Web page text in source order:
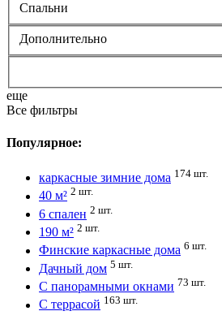
Спальни
Дополнительно
еще
Все фильтры
Популярное:
каркасные зимние дома 174 шт.
40 м² 2 шт.
6 спален 2 шт.
190 м² 2 шт.
Финские каркасные дома 6 шт.
Дачный дом 5 шт.
С панорамными окнами 73 шт.
С террасой 163 шт.